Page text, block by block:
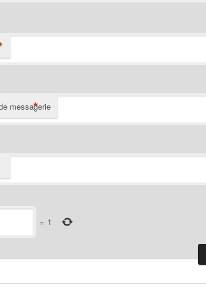
messagerie
*
= 1